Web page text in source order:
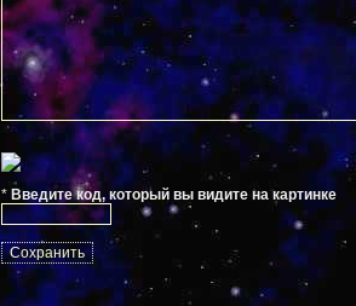
* Введите код, который вы видите на картинке